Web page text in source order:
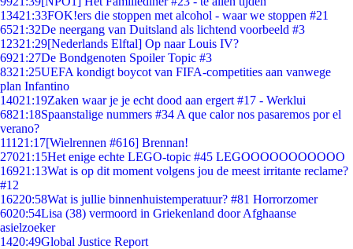
13421:33FOK!ers die stoppen met alcohol - waar we stoppen #21
6521:32De neergang van Duitsland als lichtend voorbeeld #3
12321:29[Nederlands Elftal] Op naar Louis IV?
6921:27De Bondgenoten Spoiler Topic #3
8321:25UEFA kondigt boycot van FIFA-competities aan vanwege
plan Infantino
14021:19Zaken waar je je echt dood aan ergert #17 - Werklui
6821:18Spaanstalige nummers #34 A que calor nos pasaremos por el
verano?
111 21:17[Wielrennen #616] Brennan!
27021:15Het enige echte LEGO-topic #45 LEGOOOOOOOOOOO
16921:13Wat is op dit moment volgens jou de meest irritante reclame?
#12
16220:58Wat is jullie binnenhuistemperatuur? #81 Horrorzomer
6020:54Lisa (38) vermoord in Griekenland door Afghaanse
asielzoeker
1420:49Global Justice Report